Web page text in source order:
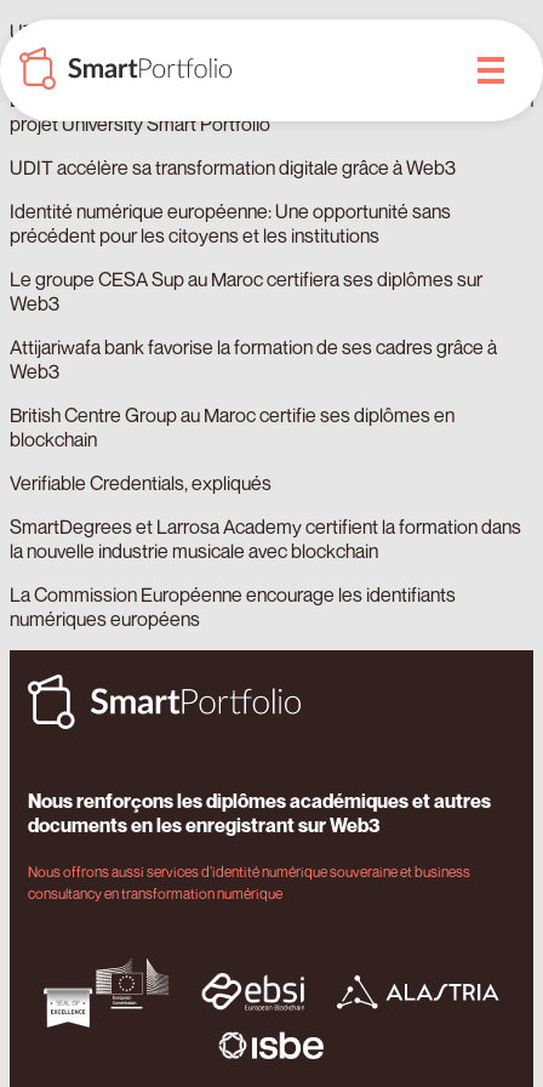
UTAMED certifie ses diplômes grâce à SmartPortfolio sur
blockchain
Le gouvernement régional de Madrid finance SmartDegrees son
projet University Smart Portfolio
UDIT accélère sa transformation digitale grâce à Web3
Identité numérique européenne: Une opportunité sans
précédent pour les citoyens et les institutions
Le groupe CESA Sup au Maroc certifiera ses diplômes sur
Web3
Attijariwafa bank favorise la formation de ses cadres grâce à
Web3
British Centre Group au Maroc certifie ses diplômes en
blockchain
Verifiable Credentials, expliqués
SmartDegrees et Larrosa Academy certifient la formation dans
la nouvelle industrie musicale avec blockchain
La Commission Européenne encourage les identifiants
numériques européens
Nous renforçons les diplômes académiques et autres
documents en les enregistrant sur Web3
Nous offrons aussi services d’identité numérique souveraine et business
consultancy en transformation numérique